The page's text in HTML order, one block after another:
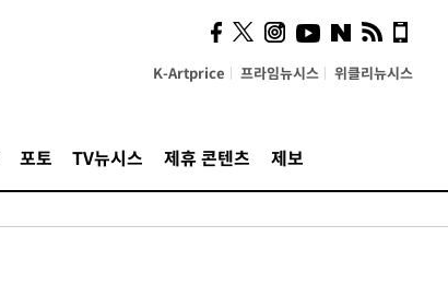
K-Artprice 프라임뉴시스 위클리뉴시스
포토 TV뉴시스 제휴 콘텐츠 제보